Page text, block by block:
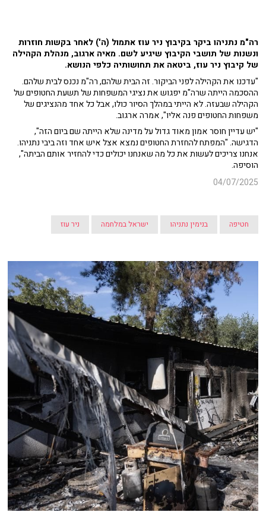
רה"מ נתניהו ביקר בקיבוץ ניר עוז אתמול (ה') לאחר בקשות חוזרות
ונשנות של תושבי הקיבוץ שיגיע לשם. מאיה ארגוב, מנהלת הקהילה
של קיבוץ ניר עוז, ביטאה את תחושותיה כלפי הנושא.
"עדכנו את הקהילה לפני הביקור. זה הבית שלהם, רה"מ נכנס לבית שלהם.
ההסכמה הייתה שרה"מ יפגוש את נציגי המשפחות של תשעת החטופים של
הקהילה שבעזה. לא הייתי במהלך הסיור כולו, אבל כל אחד מהנציגים של
משפחות החטופים פנה אליו", אמרה ארגוב.
"יש עדיין חוסר אמון מאוד גדול על מדינה שלא הייתה שם ביום הזה",
הדגישה. "המפתח להחזרת החטופים נמצא אצל איש אחד וזה ביבי נתניהו.
אנחנו צריכים לעשות את כל מה שאנחנו יכולים כדי להחזיר אותם הביתה",
הוסיפה.
04/07/2025
חטיפה בנימין נתניהו ישראל במלחמה ניר עוז